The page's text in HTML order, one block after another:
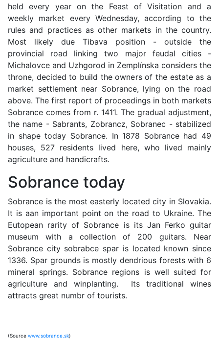
held every year on the Feast of Visitation and a
weekly market every Wednesday, according to the
rules and practices as other markets in the country.
Most likely due Tibava position - outside the
provincial road linking two major feudal cities -
Michalovce and Uzhgorod in Zemplínska considers the
throne, decided to build the owners of the estate as a
market settlement near Sobrance, lying on the road
above. The first report of proceedings in both markets
Sobrance comes from r. 1411. The gradual adjustment,
the name - Sabrants, Zobrancz, Sobranec - stabilized
in shape today Sobrance. In 1878 Sobrance had 49
houses, 527 residents lived here, who lived mainly
agriculture and handicrafts.
Sobrance today
Sobrance is the most easterly located city in Slovakia.
It is aan important point on the road to Ukraine. The
Eutopean rarity of Sobrance is its Jan Ferko guitar
museum with a collection of 200 guitars. Near
Sobrance city sobrabce spar is located known since
1336. Spar grounds is mostly dendrious forests with 6
mineral springs. Sobrance regions is well suited for
agriculture and winplanting. Its traditional wines
attracts great numbr of tourists.
(Source www.sobrance.sk)